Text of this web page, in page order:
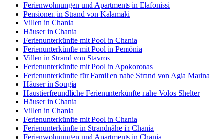
Ferienwohnungen und Apartments in Elafonissi
Pensionen in Strand von Kalamaki
Villen in Chania
Häuser in Chania
Ferienunterkünfte mit Pool in Chania
Ferienunterkünfte mit Pool in Pemónia
Villen in Strand von Stavros
Ferienunterkünfte mit Pool in Apokoronas
Ferienunterkünfte für Familien nahe Strand von Agia Marina
Häuser in Sougia
Haustierfreundliche Ferienunterkünfte nahe Volos Shelter
Häuser in Chania
Villen in Chania
Ferienunterkünfte mit Pool in Chania
Ferienunterkünfte in Strandnähe in Chania
Ferienwohnungen und Apartments in Chania